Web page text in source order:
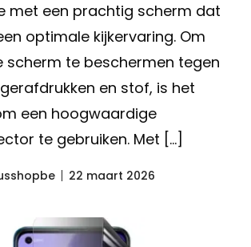
met een prachtig scherm dat
optimale kijkervaring. Om
scherm te beschermen tegen
en stof, is het
een hoogwaardige
te gebruiken. Met […]
22 maart 2026